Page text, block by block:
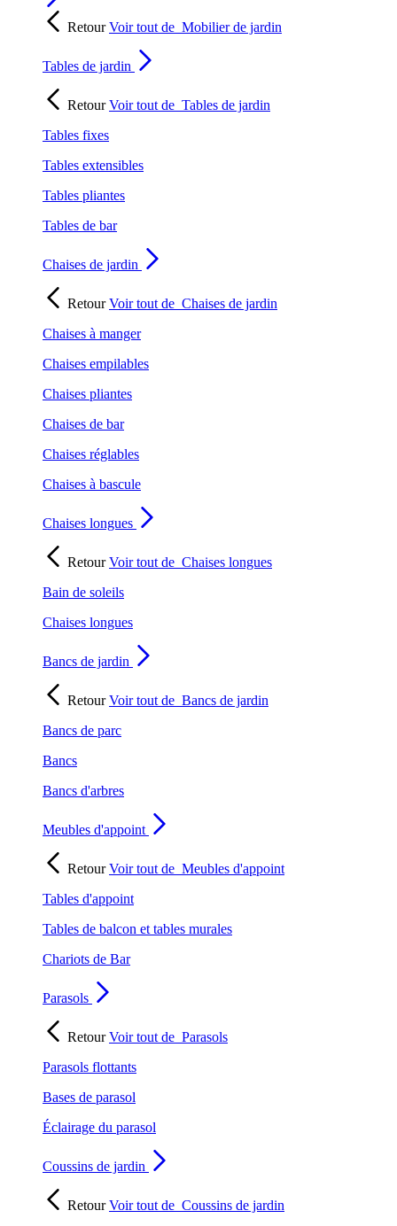
RetourVoir tout de Mobilier de jardin
Tables de jardin
RetourVoir tout de Tables de jardin
Tables fixes
Tables extensibles
Tables pliantes
Tables de bar
Chaises de jardin
RetourVoir tout de Chaises de jardin
Chaises à manger
Chaises empilables
Chaises pliantes
Chaises de bar
Chaises réglables
Chaises à bascule
Chaises longues
RetourVoir tout de Chaises longues
Bain de soleils
Chaises longues
Bancs de jardin
RetourVoir tout de Bancs de jardin
Bancs de parc
Bancs
Bancs d'arbres
Meubles d'appoint
RetourVoir tout de Meubles d'appoint
Tables d'appoint
Tables de balcon et tables murales
Chariots de Bar
Parasols
RetourVoir tout de Parasols
Parasols flottants
Bases de parasol
Éclairage du parasol
Coussins de jardin
RetourVoir tout de Coussins de jardin